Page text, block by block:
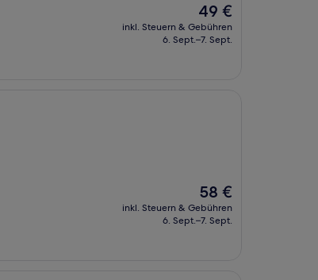
Der
Preis
beträgt
49 €
inkl. Steuern & Gebühren
6. Sept.–7. Sept.
Der
Preis
beträgt
58 €
inkl. Steuern & Gebühren
6. Sept.–7. Sept.